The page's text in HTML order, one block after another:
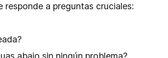
responde a preguntas cruciales:
abajo sin ningún problema?